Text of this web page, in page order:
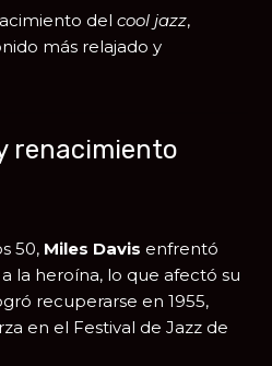
delcool jazz,
más relajado y
renacimiento
50, Miles Davis enfrentó
la heroína, lo que afectó su
recuperarse en 1955,
en el Festival de Jazz de